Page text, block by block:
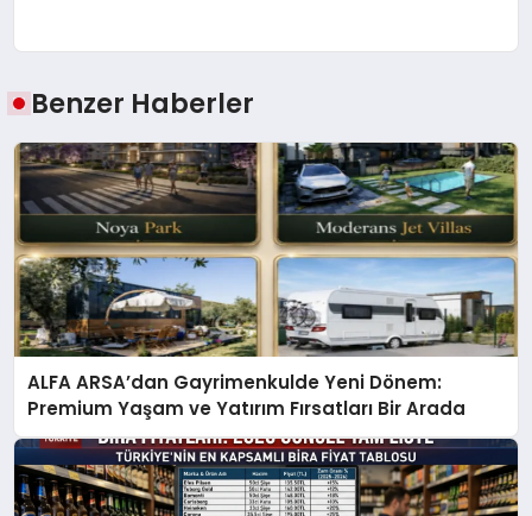
Benzer Haberler
ALFA ARSA’dan Gayrimenkulde Yeni Dönem:
Premium Yaşam ve Yatırım Fırsatları Bir Arada